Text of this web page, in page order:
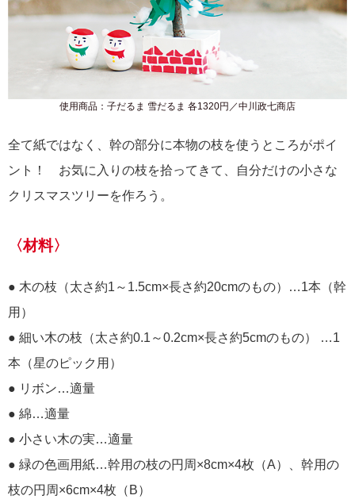
使用商品：子だるま 雪だるま 各1320円／中川政七商店
全て紙ではなく、幹の部分に本物の枝を使うところがポイ
ント！ お気に入りの枝を拾ってきて、自分だけの小さな
クリスマスツリーを作ろう。
〈材料〉
● 木の枝（太さ約1～1.5cm×長さ約20cmのもの）…1本（幹
用）
● 細い木の枝（太さ約0.1～0.2cm×長さ約5cmのもの） …1
本（星のピック用）
● リボン…適量
● 綿…適量
● 小さい木の実…適量
● 緑の色画用紙…幹用の枝の円周×8cm×4枚（A）、幹用の
枝の円周×6cm×4枚（B）